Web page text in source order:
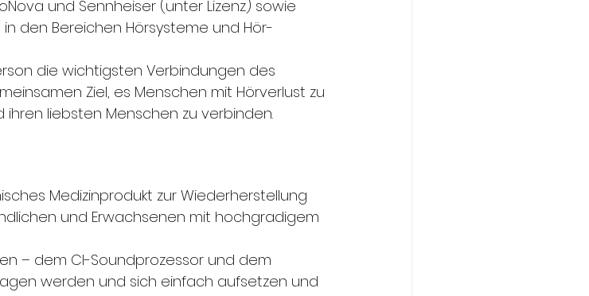
und Sennheiser (unter Lizenz) sowie
den Bereichen Hörsysteme und Hör-
die wichtigsten Verbindungen des
Ziel, es Menschen mit Hörverlust zu
liebsten Menschen zu verbinden.
Medizinprodukt zur Wiederherstellung
und Erwachsenen mit hochgradigem
– dem CI-Soundprozessor und dem
werden und sich einfach aufsetzen und